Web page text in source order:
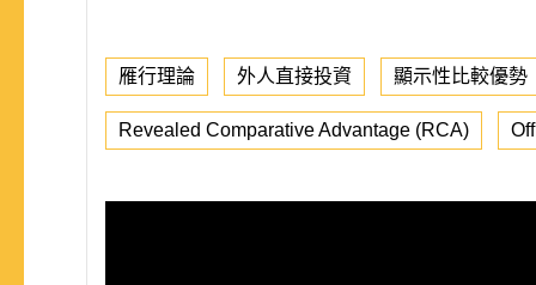
雁行理論 外人直接投資 顯示性比較優勢
Revealed Comparative Advantage (RCA)